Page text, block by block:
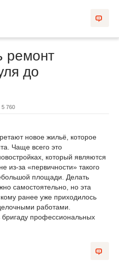
ремонт
до
5 760
новое жильё, которое
Чаще всего это
который являются
из-за «первичности» такого
площади. Делать
самостоятельно, но эта
ранее уже приходилось
работами.
профессиональных